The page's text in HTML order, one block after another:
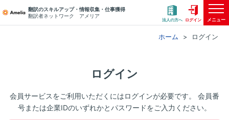
翻訳のスキルアップ・情報収集・仕事獲得
翻訳者ネットワーク アメリア
法人の方へ ログイン メニュー
ホーム ログイン
ログイン
会員サービスをご利用いただくにはログインが必要です。 会員番
号または企業IDのいずれかとパスワードをご入力ください。